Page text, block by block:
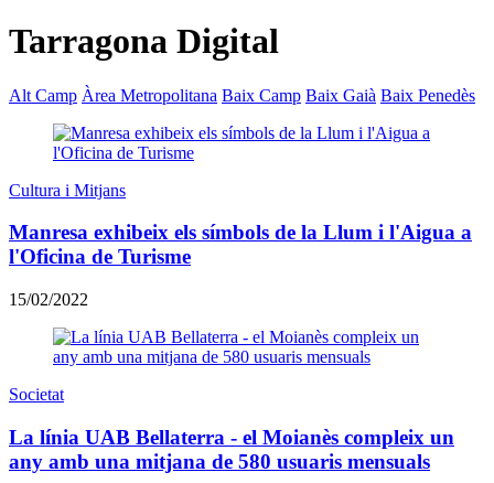
Tarragona Digital
Alt Camp Àrea Metropolitana Baix Camp Baix Gaià Baix Penedès
Cultura i Mitjans
Manresa exhibeix els símbols de la Llum i l'Aigua a
l'Oficina de Turisme
15/02/2022
Societat
La línia UAB Bellaterra - el Moianès compleix un
any amb una mitjana de 580 usuaris mensuals